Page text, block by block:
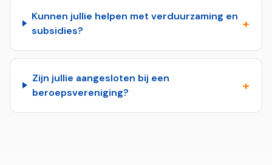
Kunnen jullie helpen met verduurzaming en
subsidies?
+
Zijn jullie aangesloten bij een
beroepsvereniging?
+